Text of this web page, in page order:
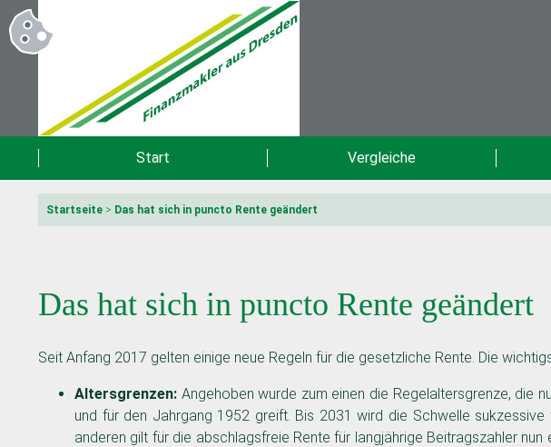
Start Vergleiche
Startseite > Das hat sich in puncto Rente geändert
Das hat sich in puncto Rente geändert
Seit Anfang 2017 gelten einige neue Regeln für die gesetzliche Rente. Die
Altersgrenzen: Angehoben wurde zum einen die Regelaltersgrenze, die
und für den Jahrgang 1952 greift. Bis 2031 wird die Schwelle
anderen gilt für die abschlagsfreie Rente für langjährige Beitragszahler